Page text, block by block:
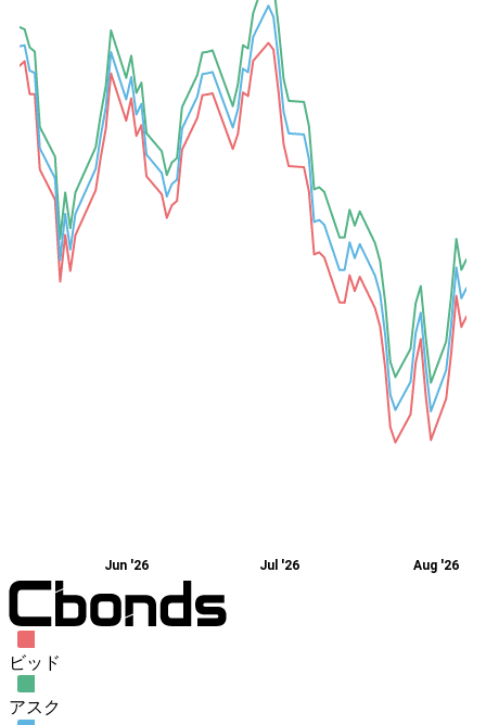
Jun '26 Jul '26 Aug '26
ビッド
アスク